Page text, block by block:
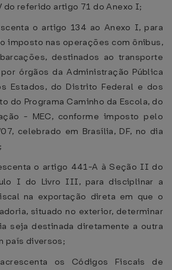
do referido artigo 71 do Anexo I;
o artigo 134 ao Anexo I, para
imposto nas operações com ônibus,
destinados ao transporte
órgãos da Administração Pública
Estados, do Distrito Federal e dos
do Programa Caminho da Escola, do
- MEC, conforme imposto pelo
celebrado em Brasília, DF, no dia
o artigo 441-A à Seção II do
I do Livro III, para disciplinar a
na exportação direta em que o
situado no exterior, determinar
seja destinada diretamente a outra
país diversos;
os Códigos Fiscais de